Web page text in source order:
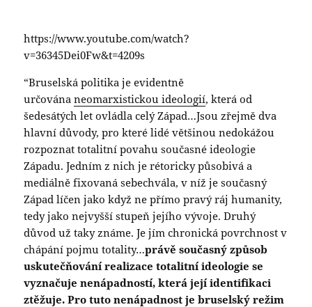
https://www.youtube.com/watch?
v=36345Dei0Fw&t=4209s
“Bruselská politika je evidentně
určovánaneomarxistickou ideologií, která od
šedesátých let ovládla celý Západ…Jsou zřejmě dva
hlavní důvody, pro které lidé většinou nedokážou
rozpoznat totalitní povahu současné ideologie
Západu. Jedním z nich je rétoricky působivá a
mediálně fixovaná sebechvála, v níž je současný
Západ líčen jako když ne přímo pravý ráj humanity,
tedy jako nejvyšší stupeň jejího vývoje. Druhý
důvod už taky známe. Je jím chronická povrchnost v
chápání pojmu totality…právě současný způsob
uskutečňování realizace totalitní ideologie se
vyznačuje nenápadností, která její identifikaci
ztěžuje. Pro tuto nenápadnost je bruselský režim